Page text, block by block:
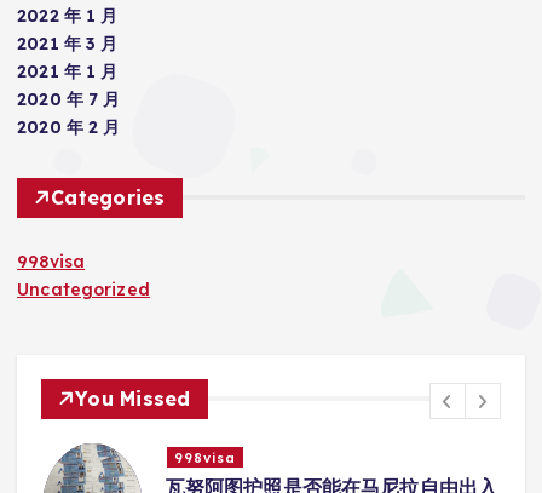
2022 年 1 月
2021 年 3 月
2021 年 1 月
2020 年 7 月
2020 年 2 月
Categories
998visa
Uncategorized
You Missed
998visa
瓦努阿图护照是否能在马尼拉自由出入